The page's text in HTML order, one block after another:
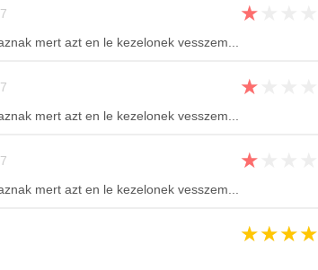
★
mert azt en le kezelonek vesszem...
★
mert azt en le kezelonek vesszem...
★
mert azt en le kezelonek vesszem...
★★★★